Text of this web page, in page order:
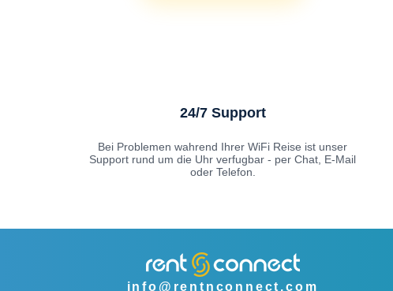
24/7 Support
Bei Problemen wahrend Ihrer WiFi Reise ist unser
Support rund um die Uhr verfugbar - per Chat, E-Mail
oder Telefon.
info@rentnconnect.com